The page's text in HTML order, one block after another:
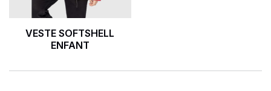
VESTE SOFTSHELL
ENFANT